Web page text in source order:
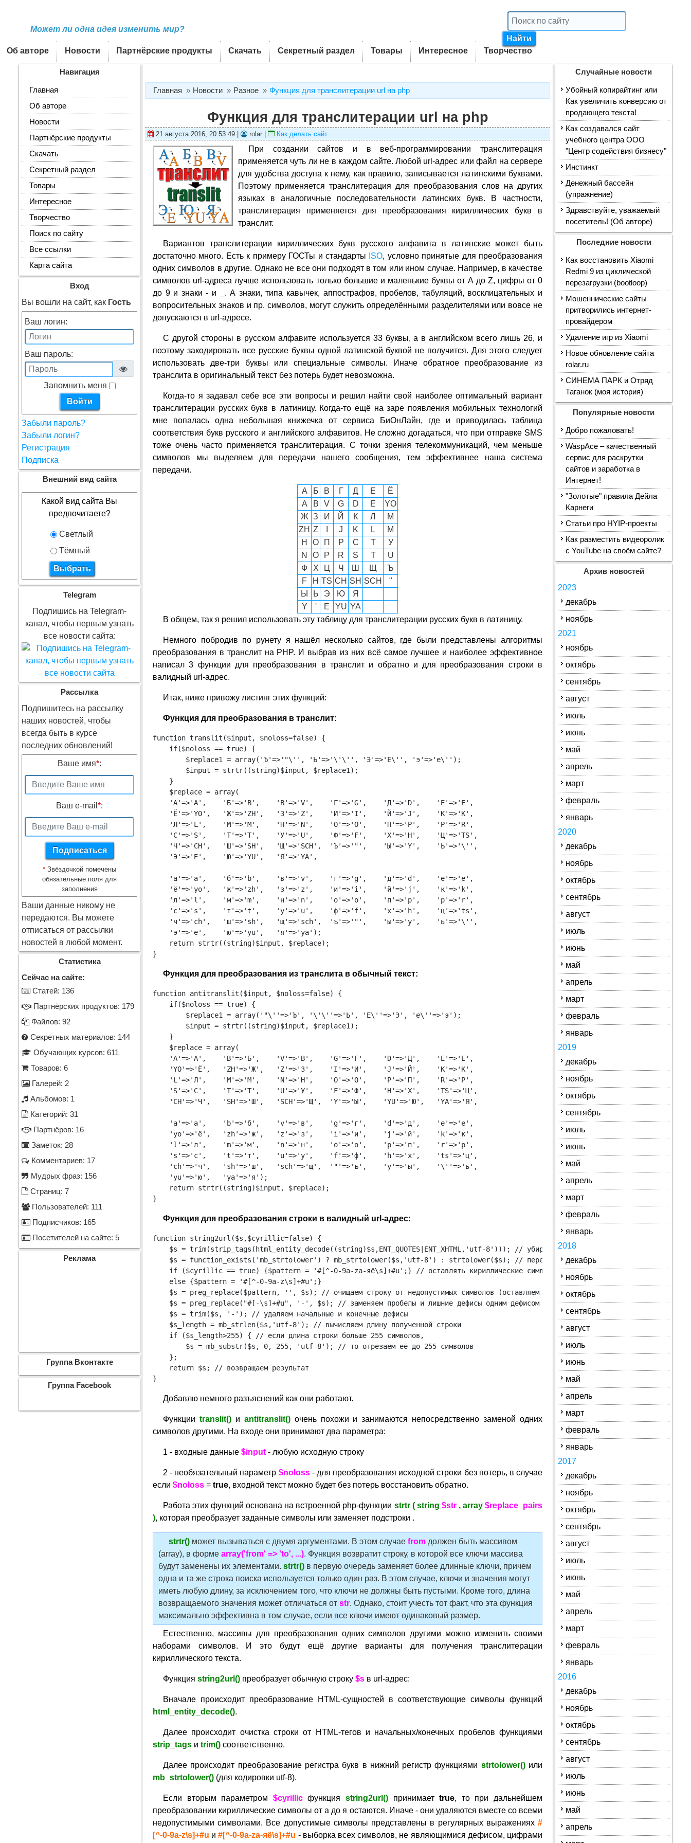
Может ли одна идея изменить мир?
Об авторе Новости Партнёрские продукты Скачать Секретный раздел Товары Интересное Творчество
Главная Новости Разное Функция для транслитерации url на php
Функция для транслитерации url на php
21 августа 2016, 20:53:49 | rolar | Как делать сайт
При создании сайтов и в веб-программировании транслитерация
применяется чуть ли не в каждом сайте. Любой url-адрес или файл на сервере
для удобства доступа к нему, как правило, записывается латинскими буквами.
Поэтому применяется транслитерация для преобразования слов на других
языках в аналогичные последовательности латинских букв. В частности,
транслитерация применяется для преобразования кириллических букв в
транслит.
Вариантов транслитерации кириллических букв русского алфавита в латинские может быть
достаточно много. Есть к примеру ГОСТы и стандарты
ISO, условно принятые для преобразования
одних символов в другие. Однако не все они подходят в том или ином случае. Например, в качестве
символов url-адреса лучше использовать только большие и маленькие буквы от A до Z, цифры от 0
до 9 и знаки - и _. А знаки, типа кавычек, аппострафов, пробелов, табуляций, восклицательных и
вопросительных знаков и пр. символов, могут служить определёнными разделителями или вовсе не
допускаются в url-адресе.
С другой стороны в русском алфавите используется 33 буквы, а в английском всего лишь 26, и
поэтому закодировать все русские буквы одной латинской буквой не получится. Для этого следует
использовать две-три буквы или специальные символы. Иначе обратное преобразование из
транслита в оригинальный текст без потерь будет невозможна.
Когда-то я задавал себе все эти вопросы и решил найти свой наиболее оптимальный вариант
транслитерации русских букв в латиницу. Когда-то ещё на заре появления мобильных технологий
мне попалась одна небольшая книжечка от сервиса БиОнЛайн, где и приводилась таблица
соответствия букв русского и английского алфавитов. Не сложно догадаться, что при отправке SMS
тоже очень часто применяется транслитерация. С точки зрения телекоммуникаций, чем меньше
символов мы выделяем для передачи нашего сообщения, тем эффективнее наша система
передачи.
А Б В Г Д Е
Ё
A
B V G D E
YO
Ж З И Й К Л
М
ZH Z J K L
M
Н
О П Р С Т
У
N
O P R S T
U
Ф
Х Ц Ч Ш Щ
Ъ
F
H TS CH SH SCH
"
Ы
Ь Э Ю
Я
Y
' E YU YA
В общем, так я решил использовать эту таблицу для транслитерации русских букв в латиницу.
Немного побродив по рунету я нашёл несколько сайтов, где были представлены алгоритмы
преобразования в транслит на PHP. И выбрав из них всё самое лучшее и наиболее эффективное
написал 3 функции для преобразования в транслит и обратно и для преобразования строки в
валидный url-адрес.
Итак, ниже привожу листинг этих функций:
Функция для преобразования в транслит:
function translit($input, $noloss=false) {
    if($noloss == true) {
        $replace1 = array('Ъ'=>'"\'', 'Ь'=>'\'\'', 'Э'=>'E\'', 'э'=>'e\'');
        $input = strtr((string)$input, $replace1);
    }
    $replace = array(
    'А'=>'A',    'Б'=>'B',    'В'=>'V',    'Г'=>'G',    'Д'=>'D',    'Е'=>'E',
    'Ё'=>'YO',   'Ж'=>'ZH',   'З'=>'Z',    'И'=>'I',    'Й'=>'J',    'К'=>'K',
    'Л'=>'L',    'М'=>'M',    'Н'=>'N',    'О'=>'O',    'П'=>'P',    'Р'=>'R',
    'С'=>'S',    'Т'=>'T',    'У'=>'U',    'Ф'=>'F',    'Х'=>'H',    'Ц'=>'TS',
    'Ч'=>'CH',   'Ш'=>'SH',   'Щ'=>'SCH',  'Ъ'=>'"',    'Ы'=>'Y',    'Ь'=>'\'',
    'Э'=>'E',    'Ю'=>'YU',   'Я'=>'YA',
    'а'=>'a',    'б'=>'b',    'в'=>'v',    'г'=>'g',    'д'=>'d',    'е'=>'e',
    'ё'=>'yo',   'ж'=>'zh',   'з'=>'z',    'и'=>'i',    'й'=>'j',    'к'=>'k',
    'л'=>'l',    'м'=>'m',    'н'=>'n',    'о'=>'o',    'п'=>'p',    'р'=>'r',
    'с'=>'s',    'т'=>'t',    'у'=>'u',    'ф'=>'f',    'х'=>'h',    'ц'=>'ts',
    'ч'=>'ch',   'ш'=>'sh',   'щ'=>'sch',  'ъ'=>'"',    'ы'=>'y',    'ь'=>'\'',
    'э'=>'e',    'ю'=>'yu',   'я'=>'ya');
    return strtr((string)$input, $replace);
}
Функция для преобразования из транслита в обычный текст:
function antitranslit($input, $noloss=false) {
    if($noloss == true) {
        $replace1 = array('"\''=>'Ъ', '\'\''=>'Ь', 'E\''=>'Э', 'e\''=>'э');
        $input = strtr((string)$input, $replace1);
    }
    $replace = array(
    'A'=>'А',    'B'=>'Б',    'V'=>'В',    'G'=>'Г',    'D'=>'Д',    'E'=>'Е',
    'YO'=>'Ё',   'ZH'=>'Ж',   'Z'=>'З',    'I'=>'И',    'J'=>'Й',    'K'=>'К',
    'L'=>'Л',    'M'=>'М',    'N'=>'Н',    'O'=>'О',    'P'=>'П',    'R'=>'Р',
    'S'=>'С',    'T'=>'Т',    'U'=>'У',    'F'=>'Ф',    'H'=>'Х',    'TS'=>'Ц',
    'CH'=>'Ч',   'SH'=>'Ш',   'SCH'=>'Щ',  'Y'=>'Ы',    'YU'=>'Ю',   'YA'=>'Я',
    'a'=>'а',    'b'=>'б',    'v'=>'в',    'g'=>'г',    'd'=>'д',    'e'=>'е',
    'yo'=>'ё',   'zh'=>'ж',   'z'=>'з',    'i'=>'и',    'j'=>'й',    'k'=>'к',
    'l'=>'л',    'm'=>'м',    'n'=>'н',    'o'=>'о',    'p'=>'п',    'r'=>'р',
    's'=>'с',    't'=>'т',    'u'=>'у',    'f'=>'ф',    'h'=>'х',    'ts'=>'ц',
    'ch'=>'ч',   'sh'=>'ш',   'sch'=>'щ',  '"'=>'ъ',    'y'=>'ы',    '\''=>'ь',
    'yu'=>'ю',   'ya'=>'я');
    return strtr((string)$input, $replace);
}
Функция для преобразования строки в валидный url-адрес:
function string2url($s,$cyrillic=false) {
$s = trim(strip_tags(html_entity_decode((string)$s,ENT_QUOTES|ENT_XHTML,'utf-8'))); // убираем HTML-теги, символы   " < >
$s = function_exists('mb_strtolower') ? mb_strtolower($s,'utf-8') : strtolower($s); // переводим строку в нижний регистр
    if ($cyrillic == true) {$pattern = '#[^-0-9a-zа-яё\s]+#u';} // оставлять кириллические символы
    else {$pattern = '#[^-0-9a-z\s]+#u';}
$s = preg_replace($pattern, '', $s); // очищаем строку от недопустимых символов (оставляем дефис, цифры, буквы, пробельные
    $s = preg_replace("#[-\s]+#u", '-', $s); // заменяем пробелы и лишние дефисы одним дефисом
    $s = trim($s, '-'); // удаляем начальные и конечные дефисы
    $s_length = mb_strlen($s,'utf-8'); // вычисляем длину полученной строки
    if ($s_length>255) { // если длина строки больше 255 символов,
        $s = mb_substr($s, 0, 255, 'utf-8'); // то отрезаем её до 255 символов
    };
    return $s; // возвращаем результат
}
Добавлю немного разъяснений как они работают.
Функции translit()и antitranslit()очень похожи и занимаются непосредственно заменой одних
символов другими. На входе они принимают два параметра:
1 - входные данные $input - любую исходную строку
2 - необязательный параметр $noloss- для преобразования исходной строки без потерь, в случае
если $noloss = true, входной текст можно будет без потерь восстановить обратно.
Работа этих функций основана на встроенной php-функции strtr ( string $str, array$replace_pairs
), которая преобразует заданные символы или заменяет подстроки .
strtr() может вызываться с двумя аргументами. В этом случае from должен быть массивом
(array), в форме array('from' => 'to', ...). Функция возвратит строку, в которой все ключи массива
будут заменены их элементами. strtr() в первую очередь заменяет более длинные ключи, причем
одна и та же строка поиска используется только один раз. В этом случае, ключи и значения могут
иметь любую длину, за исключением того, что ключи не должны быть пустыми. Кроме того, длина
возвращаемого значения может отличаться от str. Однако, стоит учесть тот факт, что эта функция
максимально эффективна в том случае, если все ключи имеют одинаковый размер.
Естественно, массивы для преобразования одних символов другими можно изменить своими
наборами символов. И это будут ещё другие варианты для получения транслитерации
кириллического текста.
Функция string2url() преобразует обычную строку $s в url-адрес:
Вначале происходит преобразование HTML-сущностей в соответствующие символы функций
html_entity_decode().
Далее происходит очистка строки от HTML-тегов и начальных/конечных пробелов функциями
strip_tags и trim() соответственно.
Далее происходит преобразование регистра букв в нижний регистр функциями strtolower()или
mb_strtolower() (для кодировки utf-8).
Если вторым параметром $cyrillicфункцияstring2url() принимаетtrue, то при дальнейшем
преобразовании кириллические символы от а до я остаются. Иначе - они удаляются вместе со всеми
недопустимыми символами. Все допустимые символы представлены в регулярных выражениях#
[^-0-9a-z\s]+#u и#[^-0-9a-zа-яё\s]+#u - выборка всех символов, не являющимися дефисом, цифрами
Навигация
Главная
Об авторе
Новости
Партнёрские продукты
Скачать
Секретный раздел
Товары
Интересное
Творчество
Поиск по сайту
Все ссылки
Карта сайта
Вход
Вы вошли на сайт, как Гость
Ваш логин:
Ваш пароль:
Запомнить меня
Забыли пароль?
Забыли логин?
Регистрация
Подписка
Внешний вид сайта
Какой вид сайта Вы
предпочитаете?
Светлый
Тёмный
Telegram
Подпишись на Telegram-
канал, чтобы первым узнать
все новости сайта:
Рассылка
Подпишитесь на рассылку
наших новостей, чтобы
всегда быть в курсе
последних обновлений!
Ваше имя*:
Ваш e-mail *:
* Звёздочкой помечены
обязательные поля для
заполнения
Ваши данные никому не
передаются. Вы можете
отписаться от рассылки
новостей в любой момент.
Статистика
Сейчас на сайте:
Cтатей: 136
Партнёрских продуктов: 179
Файлов: 92
Секретных материалов: 144
Обучающих курсов: 611
Товаров: 6
Галерей: 2
Альбомов: 1
Категорий: 31
Партнёров: 16
Заметок: 28
Комментариев: 17
Мудрых фраз: 156
Страниц: 7
Пользователей: 111
Подписчиков: 165
Посетителей на сайте: 5
Реклама
Группа Вконтакте
Группа Facebook
Случайные новости
Убойный копирайтинг или
Как увеличить конверсию от
продающего текста!
Как создавался сайт
учебного центра ООО
"Центр содействия бизнесу"
Инстинкт
Денежный бассейн
(упражнение)
Здравствуйте, уважаемый
посетитель! (Об авторе)
Последние новости
Как восстановить Xiaomi
Redmi 9 из циклической
перезагрузки (bootloop)
Мошеннические сайты
притворились интернет-
провайдером
Удаление игр из Xiaomi
Новое обновление сайта
rolar.ru
СИНЕМА ПАРК и Отряд
Таганок (моя история)
Популярные новости
Добро пожаловать!
WaspAce – качественный
сервис для раскрутки
сайтов и заработка в
Интернет!
"Золотые" правила Дейла
Карнеги
Статьи про HYIP-проекты
Как разместить видеоролик
с YouTube на своём сайте?
Архив новостей
2023
декабрь
ноябрь
2021
ноябрь
октябрь
сентябрь
август
июль
июнь
май
апрель
март
февраль
январь
2020
декабрь
ноябрь
октябрь
сентябрь
август
июль
июнь
май
апрель
март
февраль
январь
2019
декабрь
ноябрь
октябрь
сентябрь
июль
июнь
май
апрель
март
февраль
январь
2018
декабрь
ноябрь
октябрь
сентябрь
август
июль
июнь
май
апрель
март
февраль
январь
2017
декабрь
ноябрь
октябрь
сентябрь
август
июль
июнь
май
апрель
март
февраль
январь
2016
декабрь
ноябрь
октябрь
сентябрь
август
июль
июнь
май
апрель